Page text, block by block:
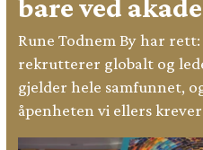
bare ved
Rune Todnem By har
rekrutterer globalt og
gjelder hele samfunnet,
åpenheten vi ellers